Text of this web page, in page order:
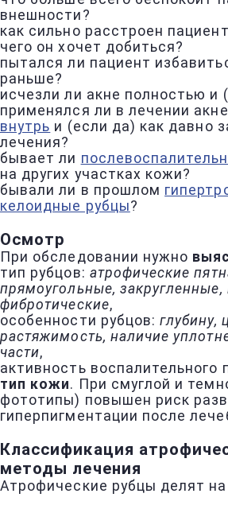
внешности?
как сильно расстроен
чего он хочет добиться?
пытался ли пациент
раньше?
исчезли ли акне полностью и
применялся ли в лечении акне
внутрь и (если да) как давно
лечения?
бывает ли
на других участках кожи?
бывали ли в прошлом
келоидные рубцы?
Осмотр
При обследовании нужно
тип рубцов: атрофические
прямоугольные,
фибротические,
особенности рубцов:глубину,
растяжимость, наличие
части,
активность воспалительного
тип кожи. При смуглой и
фототипы) повышен риск
гиперпигментации после
Классификация
методы лечения
Атрофические рубцы делят на